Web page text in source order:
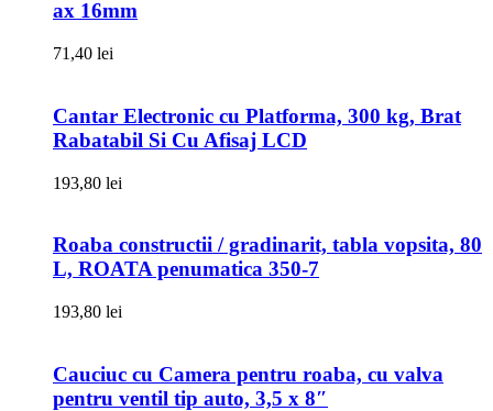
ax 16mm
71,40 lei
Cantar Electronic cu Platforma, 300 kg, Brat
Rabatabil Si Cu Afisaj LCD
193,80 lei
Roaba constructii / gradinarit, tabla vopsita, 80
L, ROATA penumatica 350-7
193,80 lei
Cauciuc cu Camera pentru roaba, cu valva
pentru ventil tip auto, 3,5 x 8″